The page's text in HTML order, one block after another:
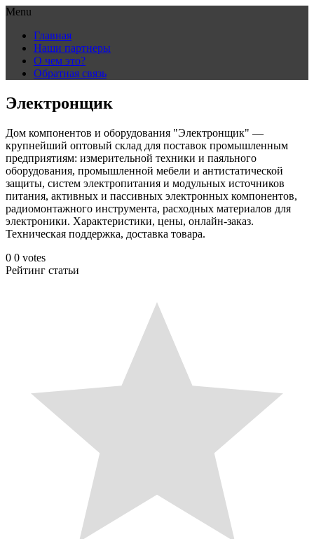
Menu
content
Главная
Наши партнеры
О чем это?
Обратная связь
Электронщик
Дом компонентов и оборудования "Электронщик" —
крупнейший оптовый склад для поставок промышленным
предприятиям: измерительной техники и паяльного
оборудования, промышленной мебели и антистатической
защиты, систем электропитания и модульных источников
питания, активных и пассивных электронных компонентов,
радиомонтажного инструмента, расходных материалов для
электроники. Характеристики, цены, онлайн-заказ.
Техническая поддержка, доставка товара.
0 0 votes
Рейтинг статьи